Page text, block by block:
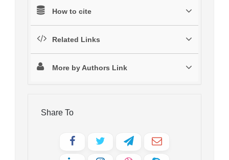
How to cite
Related Links
More by Authors Link
Share To